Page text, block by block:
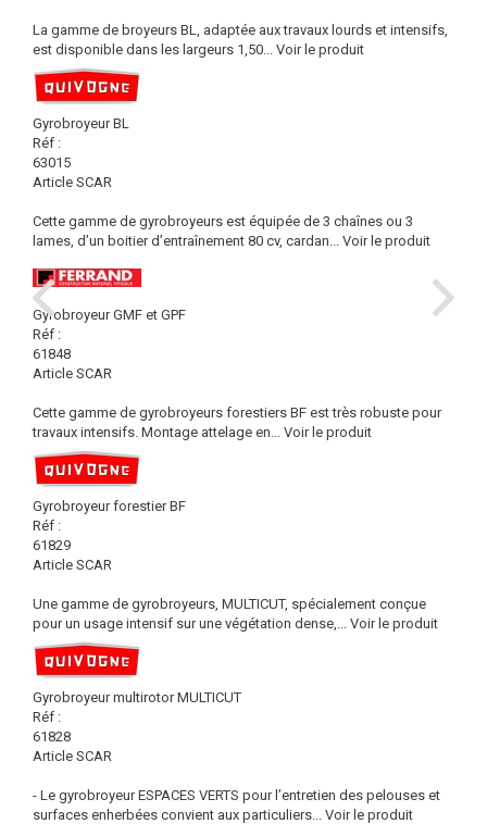
La gamme de broyeurs BL, adaptée aux travaux lourds et intensifs,
est disponible dans les largeurs 1,50... Voir le produit
Gyrobroyeur BL
Réf :
63015
Article SCAR
Cette gamme de gyrobroyeurs est équipée de 3 chaînes ou 3
lames, d’un boitier d’entraînement 80 cv, cardan... Voir le produit
Gyrobroyeur GMF et GPF
Réf :
61848
Article SCAR
Cette gamme de gyrobroyeurs forestiers BF est très robuste pour
travaux intensifs. Montage attelage en... Voir le produit
Gyrobroyeur forestier BF
Réf :
61829
Article SCAR
Une gamme de gyrobroyeurs, MULTICUT, spécialement conçue
pour un usage intensif sur une végétation dense,... Voir le produit
Gyrobroyeur multirotor MULTICUT
Réf :
61828
Article SCAR
- Le gyrobroyeur ESPACES VERTS pour l’entretien des pelouses et
surfaces enherbées convient aux particuliers... Voir le produit